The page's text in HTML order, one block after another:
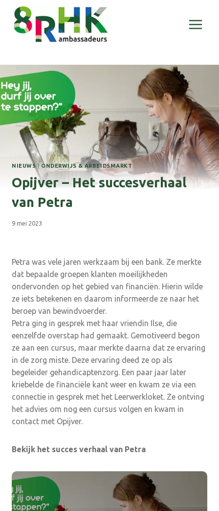
Doorgaan
naar
inhoud
NIEUWS|ONDERWIJS & ARBEIDSMARKT
Opijver –Het succesverhaal
van Petra
9 mei 2023
Petra was vele jaren werkzaam bij een bank. Ze merkte
dat bepaalde groepen klanten moeilijkheden
ondervonden op het gebied van financiën. Hierin wilde
ze iets betekenen en daarom informeerde ze naar het
beroep van bewindvoerder.
Petra ging in gesprek met haar vriendin Ilse, die
eenzelfde overstap had gemaakt. Gemotiveerd begon
ze aan een cursus, maar merkte daarna dat ze ervaring
in de zorg miste. Deze ervaring deed ze op als
begeleider gehandicaptenzorg. Een paar jaar later
kriebelde de financiële kant weer en kwam ze via een
connectie in gesprek met het Leerwerkloket. Ze ontving
het advies om nog een cursus volgen en kwam in
contact met Opijver.
Bekijk het succes verhaal van Petra